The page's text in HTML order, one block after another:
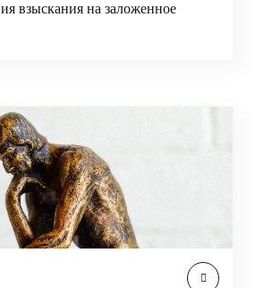
взыскания на заложенное